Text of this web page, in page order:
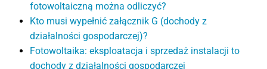
fotowoltaiczną można odliczyć?
Kto musi wypełnić załącznik G (dochody z
działalności gospodarczej)?
Fotowoltaika: eksploatacja i sprzedaż instalacji to
dochody z działalności gospodarczej